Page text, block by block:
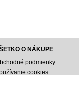
O NÁKUPE
podmienky
cookies